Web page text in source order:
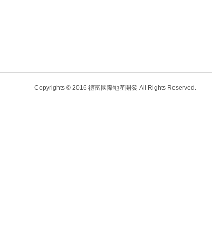
Copyrights © 2016 禮富國際地產開發 All Rights Reserved.